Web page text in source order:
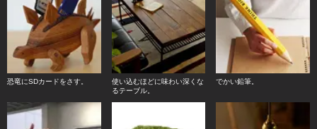
恐竜にSDカードをさす。
使い込むほどに味わい深くな
るテーブル。
でかい鉛筆。